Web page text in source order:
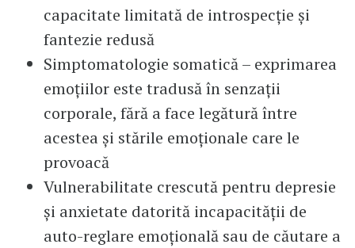
capacitate limitată de introspecţie şi
fantezie redusă
Simptomatologie somatică – exprimarea
emoţiilor este tradusă în senzaţii
corporale, fără a face legătură între
acestea şi stările emoţionale care le
provoacă
Vulnerabilitate crescută pentru depresie
şi anxietate datorită incapacităţii de
auto-reglare emoţională sau de căutare a